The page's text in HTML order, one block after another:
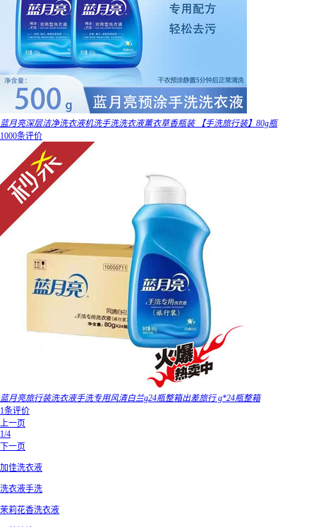
蓝月亮深层洁净洗衣液机洗手洗洗衣液薰衣草香瓶装 【手洗旅行装】80g瓶
1000条评价
蓝月亮旅行装洗衣液手洗专用风清白兰g24瓶整箱出差旅行 g*24瓶整箱
1条评价
上一页
1/4
下一页
加佳洗衣液
洗衣液手洗
茉莉花香洗衣液